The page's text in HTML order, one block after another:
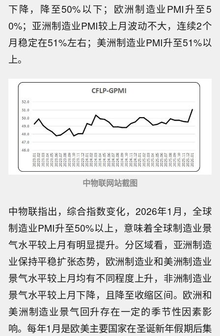
下降，降至50%以下；欧洲制造业PMI升至5
0%；亚洲制造业PMI较上月波动不大，连续2个
月稳定在51%左右；美洲制造业PMI升至51%以
上。
中物联网站截图
中物联指出，综合指数变化，2026年1月，全球
制造业PMI升至50%以上，意味着全球制造业景
气水平较上月有明显提升。分区域看，亚洲制造
业保持平稳扩张态势，欧洲制造业和美洲制造业
景气水平较上月均有不同程度上升，非洲制造业
景气水平较上月下降，且降至收缩区间。欧洲和
美洲制造业景气回升存在一定的季节性因素影
响。每年1月是欧美主要国家在圣诞新年假期后集